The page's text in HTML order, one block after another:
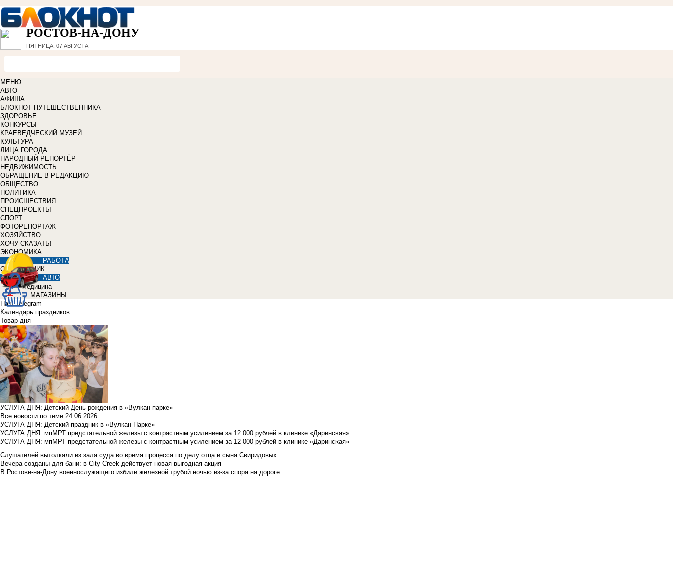
РОСТОВ-НА-ДОНУ
ПЯТНИЦА, 07 АВГУСТА
МЕНЮ
АВТО
АФИША
БЛОКНОТ ПУТЕШЕСТВЕННИКА
ЗДОРОВЬЕ
КОНКУРСЫ
КРАЕВЕДЧЕСКИЙ МУЗЕЙ
КУЛЬТУРА
ЛИЦА ГОРОДА
НАРОДНЫЙ РЕПОРТЁР
НЕДВИЖИМОСТЬ
ОБРАЩЕНИЕ В РЕДАКЦИЮ
ОБЩЕСТВО
ПОЛИТИКА
ПРОИСШЕСТВИЯ
СПЕЦПРОЕКТЫ
СПОРТ
ФОТОРЕПОРТАЖ
ХОЗЯЙСТВО
ХОЧУ СКАЗАТЬ!
ЭКОНОМИКА
РАБОТА
СПРАВОЧНИК
АВТО
Медицина
МАГАЗИНЫ
Наш Telegram
Календарь праздников
Товар дня
УСЛУГА ДНЯ: Детский День рождения в «Вулкан парке»
Все новости по теме 24.06.2026
УСЛУГА ДНЯ: Детский праздник в «Вулкан Парке»
УСЛУГА ДНЯ: мпМРТ предстательной железы с контрастным усилением за 12 000 рублей в клинике «Даринская»
УСЛУГА ДНЯ: мпМРТ предстательной железы с контрастным усилением за 12 000 рублей в клинике «Даринская»
Слушателей вытолкали из зала суда во время процесса по делу отца и сына Свиридовых
Вечера созданы для бани: в City Creek действует новая выгодная акция
В Ростове-на-Дону военнослужащего избили железной трубой ночью из-за спора на дороге